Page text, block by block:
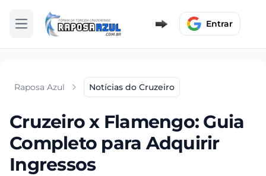
Abrir menu Entrar
Raposa Azul Notícias do Cruzeiro
Cruzeiro x Flamengo: Guia
Completo para Adquirir
Ingressos